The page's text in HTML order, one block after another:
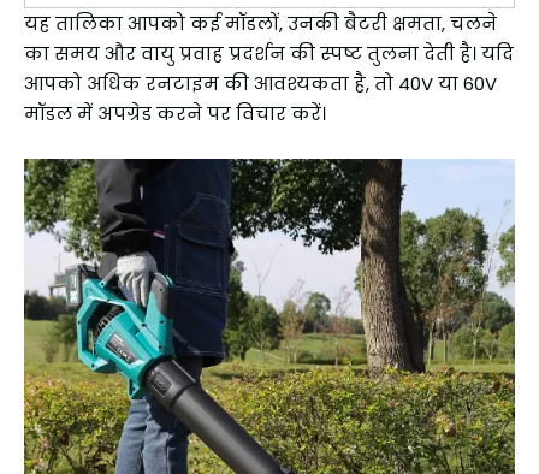
यह तालिका आपको कई मॉडलों, उनकी बैटरी क्षमता, चलने
का समय और वायु प्रवाह प्रदर्शन की स्पष्ट तुलना देती है। यदि
आपको अधिक रनटाइम की आवश्यकता है, तो 40V या 60V
मॉडल में अपग्रेड करने पर विचार करें।